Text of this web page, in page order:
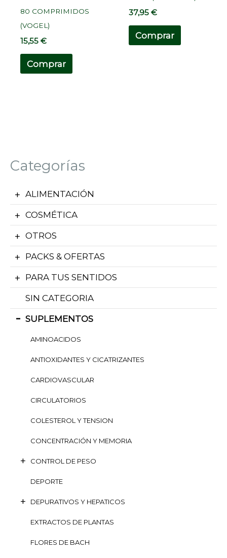
Categorías
ALIMENTACIÓN
COSMÉTICA
OTROS
PACKS & OFERTAS
PARA TUS SENTIDOS
SIN CATEGORIA
SUPLEMENTOS
AMINOACIDOS
ANTIOXIDANTES Y CICATRIZANTES
CARDIOVASCULAR
CIRCULATORIOS
COLESTEROL Y TENSION
CONCENTRACIÓN Y MEMORIA
CONTROL DE PESO
DEPORTE
DEPURATIVOS Y HEPATICOS
EXTRACTOS DE PLANTAS
FLORES DE BACH
80 COMPRIMIDOS
(VOGEL)
15,55€
Comprar
37,95€
Comprar